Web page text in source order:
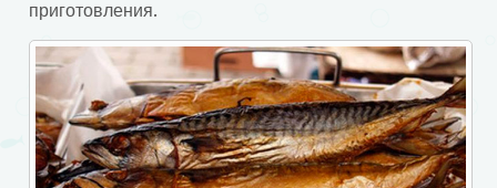
приготовления.